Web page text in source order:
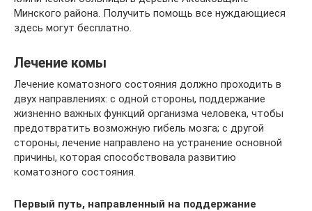
Минского района. Получить помощь все нуждающиеся
здесь могут бесплатно.
Лечение комы
Лечение коматозного состояния должно проходить в
двух направлениях: с одной стороны, поддержание
жизненно важных функций организма человека, чтобы
предотвратить возможную гибель мозга; с другой
стороны, лечение направлено на устранение основной
причины, которая способствовала развитию
коматозного состояния.
Первый путь, направленный на поддержание